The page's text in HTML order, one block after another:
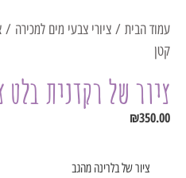
עמוד הבית / ציורי צבעי מים למכירה /
קטן
ציור של רקדנית בלט
₪350.00
ציור של בלרינה מהגב